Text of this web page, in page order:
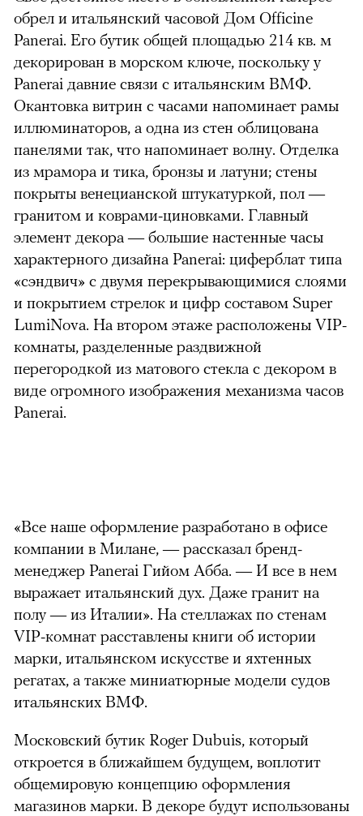
обрел и итальянский часовой Дом Officine
Panerai. Его бутик общей площадью 214 кв. м
декорирован в морском ключе, поскольку у
Panerai давние связи с итальянским ВМФ.
Окантовка витрин с часами напоминает рамы
иллюминаторов, а одна из стен облицована
панелями так, что напоминает волну. Отделка
из мрамора и тика, бронзы и латуни; стены
покрыты венецианской штукатуркой, пол —
гранитом и коврами-циновками. Главный
элемент декора — большие настенные часы
характерного дизайна Panerai: циферблат типа
«сэндвич» с двумя перекрывающимися слоями
и покрытием стрелок и цифр составом Super
LumiNova. На втором этаже расположены VIP-
комнаты, разделенные раздвижной
перегородкой из матового стекла с декором в
виде огромного изображения механизма часов
Panerai.
«Все наше оформление разработано в офисе
компании в Милане, — рассказал бренд-
менеджер Panerai Гийом Абба. — И все в нем
выражает итальянский дух. Даже гранит на
полу — из Италии». На стеллажах по стенам
VIP-комнат расставлены книги об истории
марки, итальянском искусстве и яхтенных
регатах, а также миниатюрные модели судов
итальянских ВМФ.
Московский бутик Roger Dubuis, который
откроется в ближайшем будущем, воплотит
общемировую концепцию оформления
магазинов марки. В декоре будут использованы